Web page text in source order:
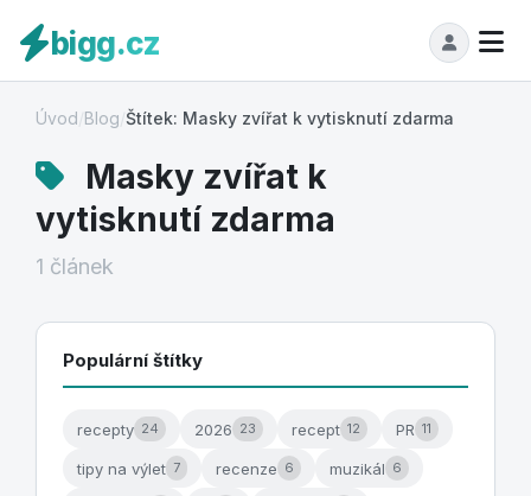
bigg.cz
Úvod Blog Štítek: Masky zvířat k vytisknutí zdarma
Masky zvířat k
vytisknutí zdarma
1 článek
Populární štítky
recepty 24 2026 23 recept 12 PR 11
tipy na výlet 7 recenze 6 muzikál 6